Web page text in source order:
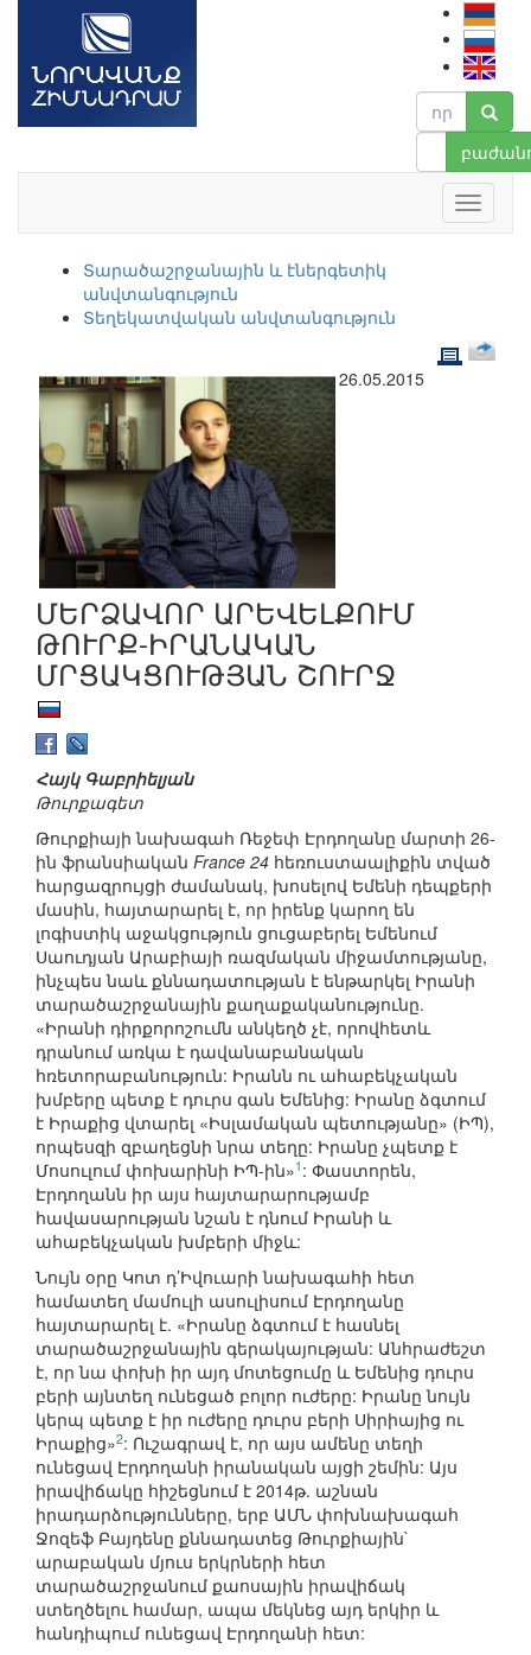
Տարածաշրջանային և էներգետիկ
անվտանգություն
Տեղեկատվական անվտանգություն
26.05.2015
ՄԵՐՁԱՎՈՐ ԱՐԵՎԵԼՔՈՒՄ
ԹՈՒՐՔ-ԻՐԱՆԱԿԱՆ
ՄՐՑԱԿՑՈՒԹՅԱՆ ՇՈՒՐՋ
Հայկ Գաբրիելյան
Թուրքագետ
Թուրքիայի նախագահ Ռեջեփ Էրդողանը մարտի 26-
ին ֆրանսիական France 24 հեռուստաալիքին տված
հարցազրույցի ժամանակ, խոսելով Եմենի դեպքերի
մասին, հայտարարել է, որ իրենք կարող են
լոգիստիկ աջակցություն ցուցաբերել Եմենում
Սաուդյան Արաբիայի ռազմական միջամտությանը,
ինչպես նաև քննադատության է ենթարկել Իրանի
տարածաշրջանային քաղաքականությունը.
«Իրանի դիրքորոշումն անկեղծ չէ, որովհետև
դրանում առկա է դավանաբանական
հռետորաբանություն: Իրանն ու ահաբեկչական
խմբերը պետք է դուրս գան Եմենից: Իրանը ձգտում
է Իրաքից վտարել «Իսլամական պետությանը» (ԻՊ),
որպեսզի զբաղեցնի նրա տեղը: Իրանը չպետք է
Մոսուլում փոխարինի ԻՊ-ին»1 : Փաստորեն,
Էրդողանն իր այս հայտարարությամբ
հավասարության նշան է դնում Իրանի և
ահաբեկչական խմբերի միջև:
Նույն օրը Կոտ դ’Իվուարի նախագահի հետ
համատեղ մամուլի ասուլիսում Էրդողանը
հայտարարել է. «Իրանը ձգտում է հասնել
տարածաշրջանային գերակայության: Անհրաժեշտ
է, որ նա փոխի իր այդ մոտեցումը և Եմենից դուրս
բերի այնտեղ ունեցած բոլոր ուժերը: Իրանը նույն
կերպ պետք է իր ուժերը դուրս բերի Սիրիայից ու
Իրաքից»2: Ուշագրավ է, որ այս ամենը տեղի
ունեցավ Էրդողանի իրանական այցի շեմին: Այս
իրավիճակը հիշեցնում է 2014թ. աշնան
իրադարձությունները, երբ ԱՄՆ փոխնախագահ
Ջոզեֆ Բայդենը քննադատեց Թուրքիային`
արաբական մյուս երկրների հետ
տարածաշրջանում քաոսային իրավիճակ
ստեղծելու համար, ապա մեկնեց այդ երկիր և
հանդիպում ունեցավ Էրդողանի հետ: